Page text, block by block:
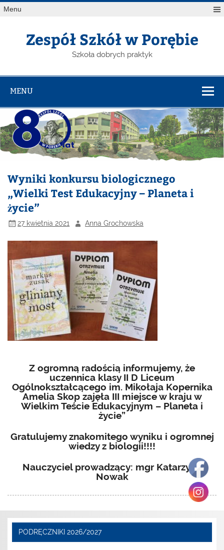
Menu
Zespół Szkół w Porębie
Szkoła dobrych praktyk
MENU
Wyniki konkursu biologicznego
„Wielki Test Edukacyjny – Planeta i
życie”
27 kwietnia 2021 Anna Grochowska
Z ogromną radością informujemy, że
uczennica klasy II D Liceum
Ogólnokształcącego im. Mikołaja Kopernika
Amelia Skop zajęła III miejsce w kraju w
Wielkim Teście Edukacyjnym – Planeta i
życie”
Gratulujemy znakomitego wyniku i ogromnej
wiedzy z biologii!!!!
Nauczyciel prowadzący: mgr Katarzyna
Nowak
PODRĘCZNIKI 2026/2027